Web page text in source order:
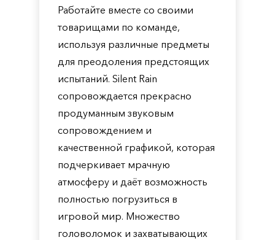
Работайте вместе со своими
товарищами по команде,
используя различные предметы
для преодоления предстоящих
испытаний. Silent Rain
сопровождается прекрасно
продуманным звуковым
сопровождением и
качественной графикой, которая
подчеркивает мрачную
атмосферу и даёт возможность
полностью погрузиться в
игровой мир. Множество
головоломок и захватывающих